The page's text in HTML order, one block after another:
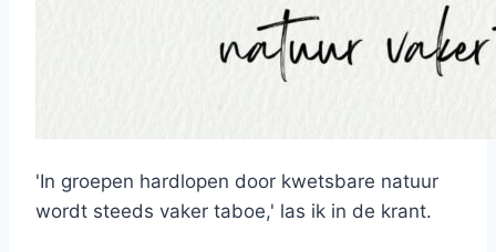
'In groepen hardlopen door kwetsbare natuur
wordt steeds vaker taboe,' las ik in de krant.